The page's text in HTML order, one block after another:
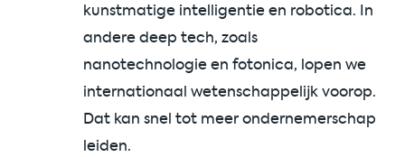
kunstmatige intelligentie en robotica. In
andere deep tech, zoals
nanotechnologie en fotonica, lopen we
internationaal wetenschappelijk voorop.
Dat kan snel tot meer ondernemerschap
leiden.